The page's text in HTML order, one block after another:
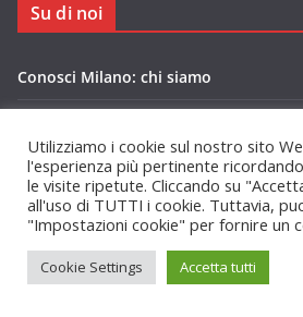
Su di noi
Conosci Milano: chi siamo
Copyright © 2026Conosci Milano
Tema:ColorMag di ThemeGrill.
Utilizziamo i cookie sul nostro sito
l'esperienza più pertinente
le visite ripetute. Cliccando su
all'uso di TUTTI i cookie. Tuttavia,
"Impostazioni cookie" per fornire un
Cookie Settings Accetta tutti